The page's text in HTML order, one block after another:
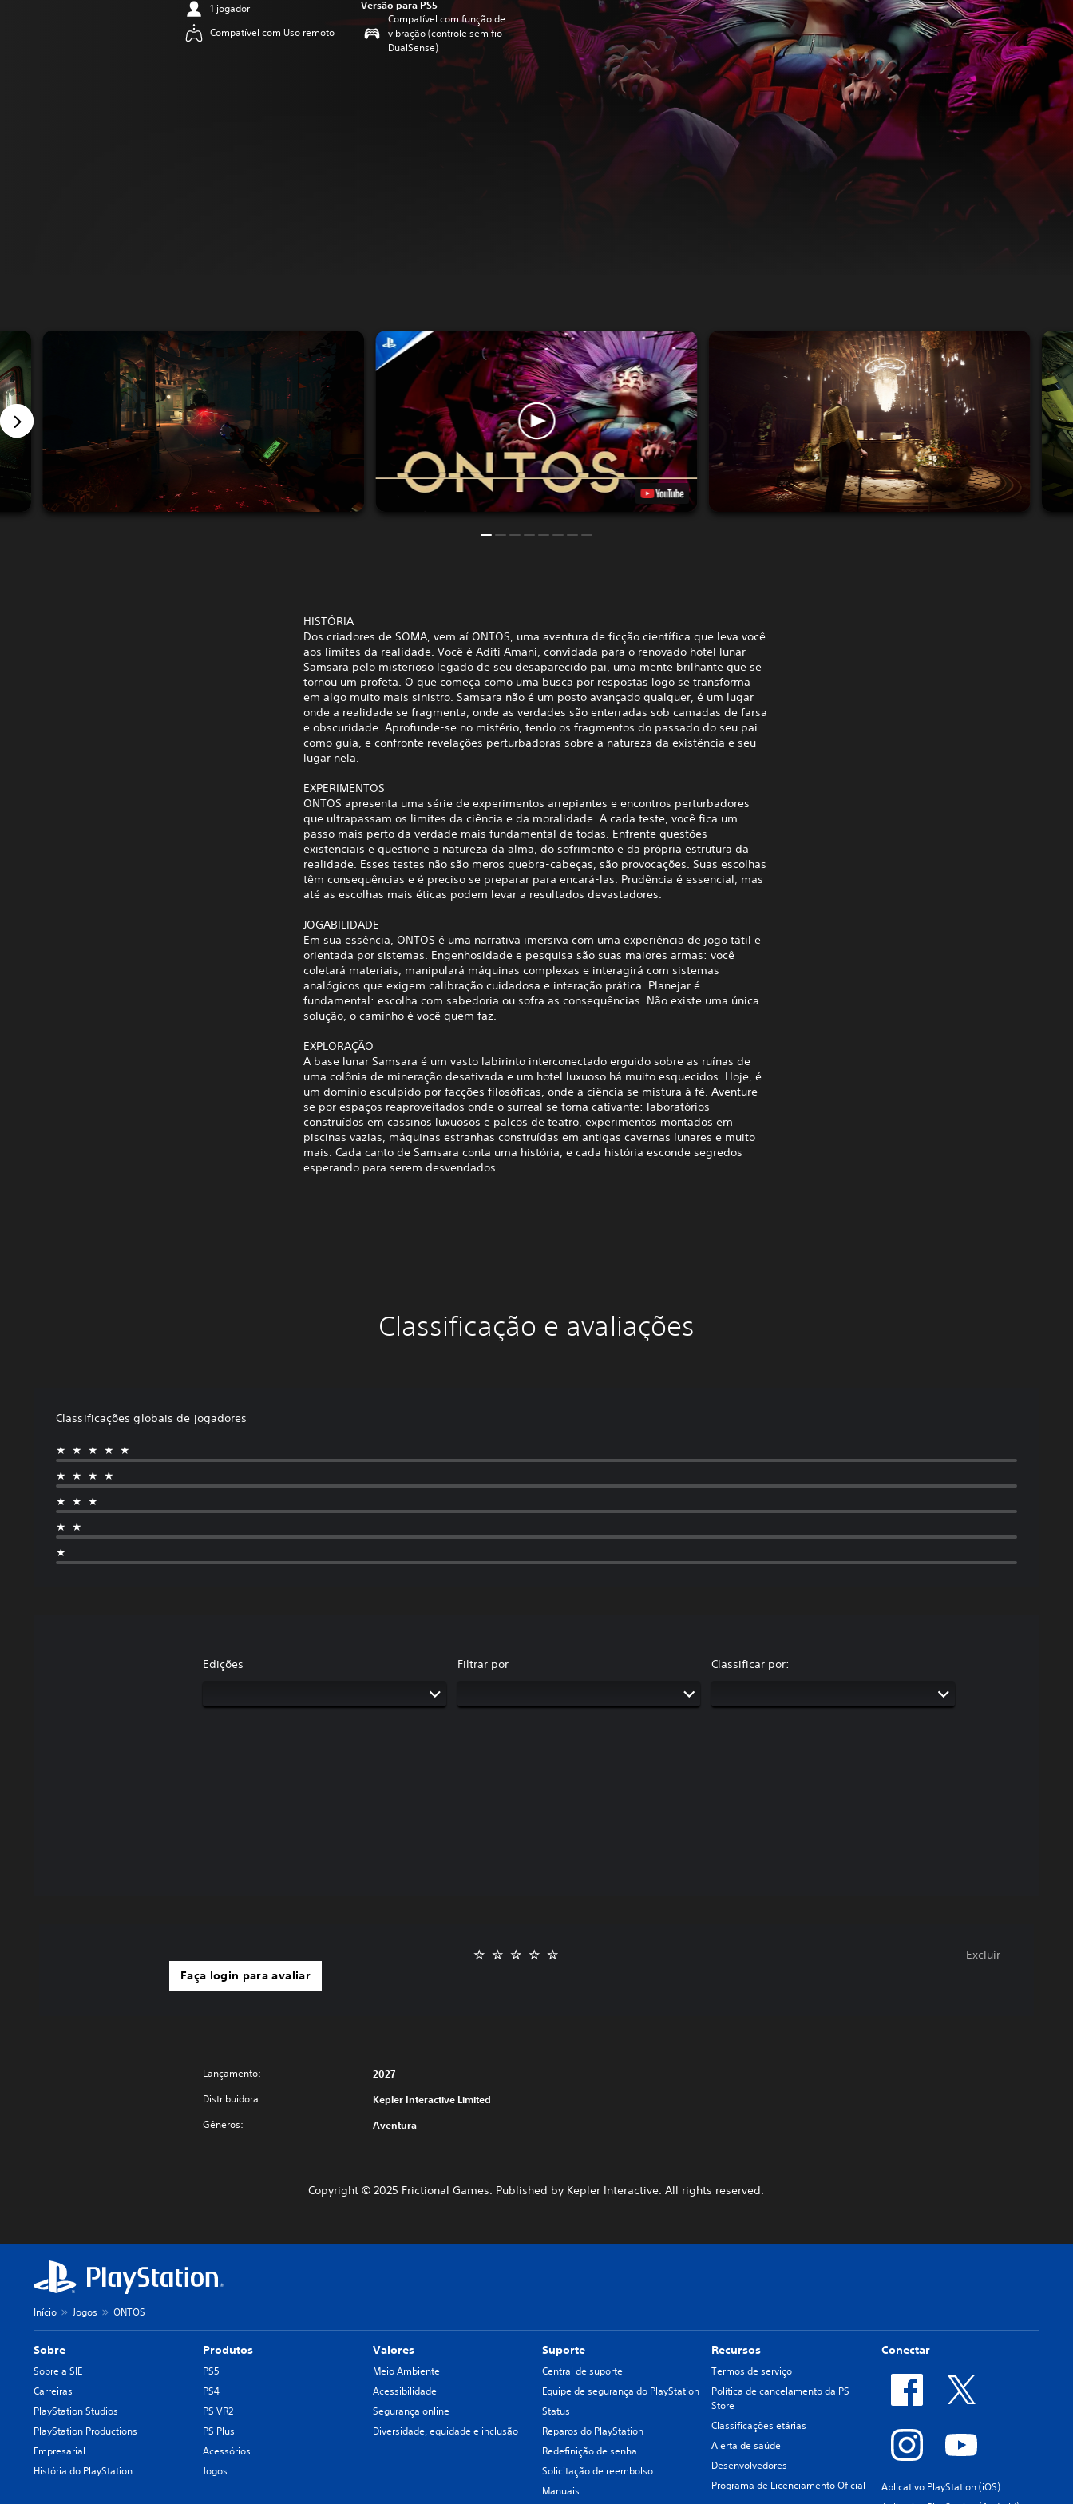
1 jogador
Compatível com Uso remoto
Versão para PS5
Compatível com função de
vibração (controle sem fio
DualSense)
HISTÓRIA
Dos criadores de SOMA, vem aí ONTOS, uma aventura de ficção científica que leva você
aos limites da realidade. Você é Aditi Amani, convidada para o renovado hotel lunar
Samsara pelo misterioso legado de seu desaparecido pai, uma mente brilhante que se
tornou um profeta. O que começa como uma busca por respostas logo se transforma
em algo muito mais sinistro. Samsara não é um posto avançado qualquer, é um lugar
onde a realidade se fragmenta, onde as verdades são enterradas sob camadas de farsa
e obscuridade. Aprofunde-se no mistério, tendo os fragmentos do passado do seu pai
como guia, e confronte revelações perturbadoras sobre a natureza da existência e seu
lugar nela.
EXPERIMENTOS
ONTOS apresenta uma série de experimentos arrepiantes e encontros perturbadores
que ultrapassam os limites da ciência e da moralidade. A cada teste, você fica um
passo mais perto da verdade mais fundamental de todas. Enfrente questões
existenciais e questione a natureza da alma, do sofrimento e da própria estrutura da
realidade. Esses testes não são meros quebra-cabeças, são provocações. Suas escolhas
têm consequências e é preciso se preparar para encará-las. Prudência é essencial, mas
até as escolhas mais éticas podem levar a resultados devastadores.
JOGABILIDADE
Em sua essência, ONTOS é uma narrativa imersiva com uma experiência de jogo tátil e
orientada por sistemas. Engenhosidade e pesquisa são suas maiores armas: você
coletará materiais, manipulará máquinas complexas e interagirá com sistemas
analógicos que exigem calibração cuidadosa e interação prática. Planejar é
fundamental: escolha com sabedoria ou sofra as consequências. Não existe uma única
solução, o caminho é você quem faz.
EXPLORAÇÃO
A base lunar Samsara é um vasto labirinto interconectado erguido sobre as ruínas de
uma colônia de mineração desativada e um hotel luxuoso há muito esquecidos. Hoje, é
um domínio esculpido por facções filosóficas, onde a ciência se mistura à fé. Aventure-
se por espaços reaproveitados onde o surreal se torna cativante: laboratórios
construídos em cassinos luxuosos e palcos de teatro, experimentos montados em
piscinas vazias, máquinas estranhas construídas em antigas cavernas lunares e muito
mais. Cada canto de Samsara conta uma história, e cada história esconde segredos
esperando para serem desvendados...
Classificação e avaliações
Classificações globais de jogadores
★★★★★
★★★★
★★★
★★
★
Edições Filtrar por Classificar por:
Faça login para avaliar
Excluir
Lançamento: 2027
Distribuidora: Kepler Interactive Limited
Gêneros: Aventura
Copyright © 2025 Frictional Games. Published by Kepler Interactive. All rights reserved.
Início Jogos ONTOS
Sobre
Sobre a SIE
Carreiras
PlayStation Studios
PlayStation Productions
Empresarial
História do PlayStation
Produtos
PS5
PS4
PS VR2
PS Plus
Acessórios
Jogos
Valores
Meio Ambiente
Acessibilidade
Segurança online
Diversidade, equidade e inclusão
Suporte
Central de suporte
Equipe de segurança do PlayStation
Status
Reparos do PlayStation
Redefinição de senha
Solicitação de reembolso
Manuais
Recursos
Termos de serviço
Política de cancelamento da PS
Store
Classificações etárias
Alerta de saúde
Desenvolvedores
Programa de Licenciamento Oficial
Conectar
Aplicativo PlayStation (iOS)